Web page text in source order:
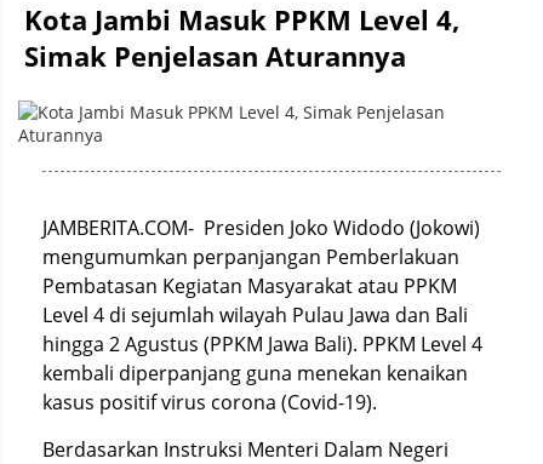
Kota Jambi Masuk PPKM Level 4,
Simak Penjelasan Aturannya
JAMBERITA.COM- Presiden Joko Widodo (Jokowi)
mengumumkan perpanjangan Pemberlakuan
Pembatasan Kegiatan Masyarakat atau PPKM
Level 4 di sejumlah wilayah Pulau Jawa dan Bali
hingga 2 Agustus (PPKM Jawa Bali). PPKM Level 4
kembali diperpanjang guna menekan kenaikan
kasus positif virus corona (Covid-19).
Berdasarkan Instruksi Menteri Dalam Negeri